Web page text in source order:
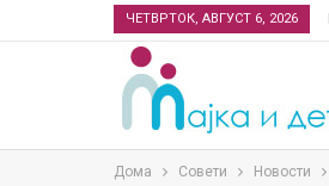
ЧЕТВРТОК, АВГУСТ 6, 2026
Дома Совети Новости